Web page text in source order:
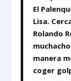
El
Lisa.
Rolando
manera
coger